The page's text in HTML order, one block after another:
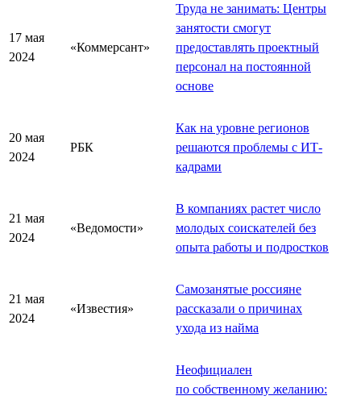
17 мая
2024
«Коммерсант»
Труда не занимать: Центры
занятости смогут
предоставлять проектный
персонал на постоянной
основе
20 мая
2024
РБК
Как на уровне регионов
решаются проблемы с ИТ-
кадрами
21 мая
2024
«Ведомости»
В компаниях растет число
молодых соискателей без
опыта работы и подростков
21 мая
2024
«Известия»
Самозанятые россияне
рассказали о причинах
ухода из найма
Неофициален
по собственному желанию: